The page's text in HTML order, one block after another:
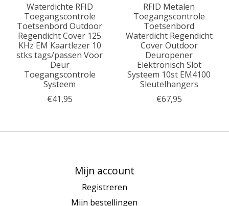
Waterdichte RFID
Toegangscontrole
Toetsenbord Outdoor
Regendicht Cover 125
KHz EM Kaartlezer 10
stks tags/passen Voor
Deur
Toegangscontrole
Systeem
€41,95
RFID Metalen
Toegangscontrole
Toetsenbord
Waterdicht Regendicht
Cover Outdoor
Deuropener
Elektronisch Slot
Systeem 10st EM4100
Sleutelhangers
€67,95
Mijn account
Registreren
Mijn bestellingen